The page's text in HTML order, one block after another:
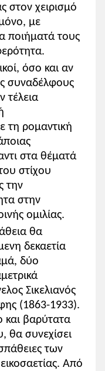
στον χειρισμό
με
ποιήματά τους
όσο και αν
συναδέλφους
τέλεια
τη ρομαντική
στα θέματά
στίχου
την
στην
ομιλίας.
θα
δεκαετία
δύο
Σικελιανός
(1863-1933).
και βαρύτατα
θα συνεχίσει
των
Από